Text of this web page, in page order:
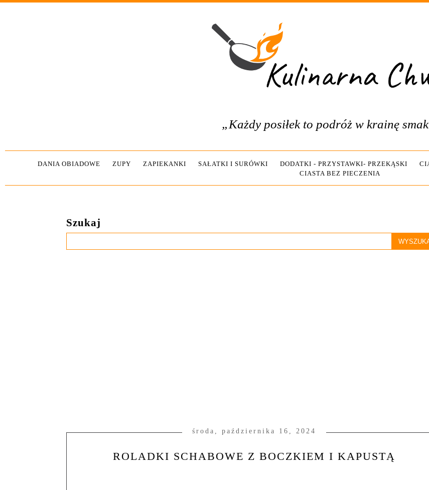
„Każdy posiłek to podróż w krainę
DANIA OBIADOWE ZUPY ZAPIEKANKI SAŁATKI I SURÓWKI DODATKI - PRZYSTAWKI- PRZEKĄSKI
CIASTA BEZ PIECZENIA
Szukaj
środa, października 16, 2024
ROLADKI SCHABOWE Z BOCZKIEM I KAPUSTĄ